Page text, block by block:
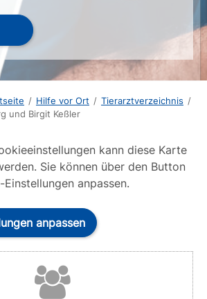
/ Hilfe vor Ort / Tierarztverzeichnis /
und Birgit Keßler
kann diese Karte
Sie können über den Button
anpassen.
anpassen